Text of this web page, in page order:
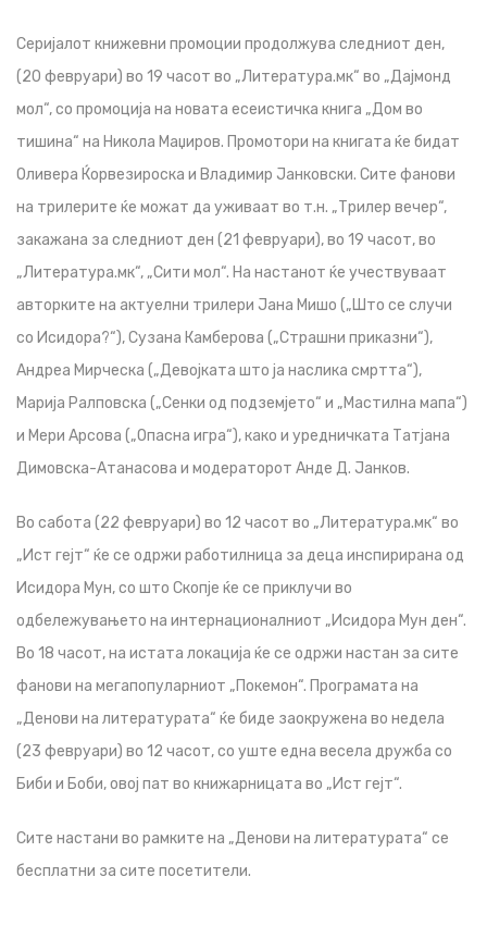
Серијалот книжевни промоции продолжува следниот ден,
(20 февруари) во 19 часот во „Литература.мк“ во „Дајмонд
мол“, со промоција на новата есеистичка книга „Дом во
тишина“ на Никола Маџиров. Промотори на книгата ќе бидат
Оливера Ќорвезироска и Владимир Јанковски. Сите фанови
на трилерите ќе можат да уживаат во т.н. „Трилер вечер“,
закажана за следниот ден (21 февруари), во 19 часот, во
„Литература.мк“, „Сити мол“. На настанот ќе учествуваат
авторките на актуелни трилери Јана Мишо („Што се случи
со Исидора?“), Сузана Камберова („Страшни приказни“),
Андреа Мирческа („Девојката што ја наслика смртта“),
Марија Ралповска („Сенки од подземјето“ и „Мастилна мапа“)
и Мери Арсова („Опасна игра“), како и уредничката Татјана
Димовска-Атанасова и модераторот Анде Д. Јанков.
Во сабота (22 февруари) во 12 часот во „Литература.мк“ во
„Ист гејт“ ќе се одржи работилница за деца инспирирана од
Исидора Мун, со што Скопје ќе се приклучи во
одбележувањето на интернационалниот „Исидора Мун ден“.
Во 18 часот, на истата локација ќе се одржи настан за сите
фанови на мегапопуларниот „Покемон“. Програмата на
„Денови на литературата“ ќе биде заокружена во недела
(23 февруари) во 12 часот, со уште една весела дружба со
Биби и Боби, овој пат во книжарницата во „Ист гејт“.
Сите настани во рамките на „Денови на литературата“ се
бесплатни за сите посетители.